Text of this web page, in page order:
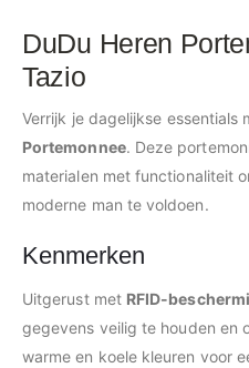
DuDu Heren
Tazio
Verrijk je dagelijkse essentials
Portemonnee. Deze
materialen met functionaliteit
moderne man te voldoen.
Kenmerken
Uitgerust met RFID-
gegevens veilig te houden en
warme en koele kleuren voor